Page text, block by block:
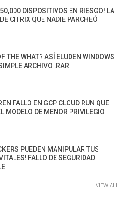
50,000 DISPOSITIVOS EN RIESGO! LA
CITRIX QUE NADIE PARCHEÓ
THE WHAT? ASÍ ELUDEN WINDOWS
ARCHIVO .RAR
FALLO EN GCP CLOUD RUN QUE
MODELO DE MENOR PRIVILEGIO
PUEDEN MANIPULAR TUS
FALLO DE SEGURIDAD
VIEW ALL